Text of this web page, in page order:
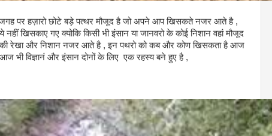
पर हज़ारो छोटे बड़े पत्थर मौजूद है जो अपने आप खिसकते नजर आते है ,
ये नहीं खिसकाए गए क्योकि किसी भी इंसान या जानवरो के कोई निशान वहां मौजूद
की रेखा और निशान नजर आते है , इन पथरो को कब और कोण खिसकता है आज
भी विज्ञानं और इंसान दोनों के लिए एक रहस्य बने हुए है ,